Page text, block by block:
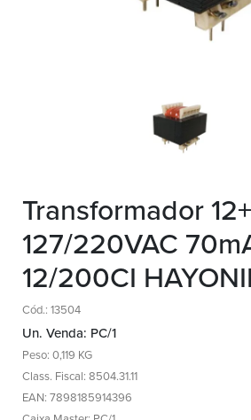
Transformador
127/220VAC
12/200CI
Cód.: 13504
Un. Venda: PC/1
Peso: 0,119 KG
Class. Fiscal: 8504.31.11
EAN: 7898185914396